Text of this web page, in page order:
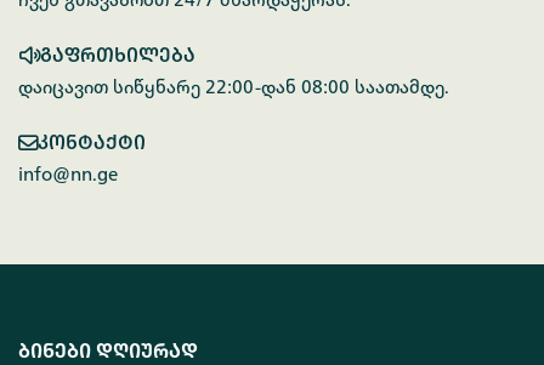
გაფრთხილება
დაიცავით სიწყნარე 22:00-დან 08:00 საათამდე.
კონტაქტი
info@nn.ge
ბინები დღიურად